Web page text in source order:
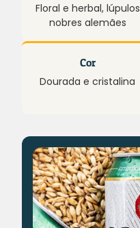
Floral e herbal, lúpulos
nobres alemães
Cor
Dourada e cristalina